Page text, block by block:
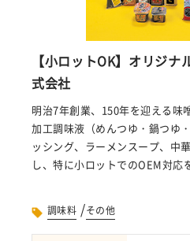
【小ロットOK】オリジ
式会社
明治7年創業、150年を迎える味
加工調味液（めんつゆ・鍋つゆ
ッシング、ラーメンスープ、中
し、特に小ロットでのOEM対応
調味料 /その他